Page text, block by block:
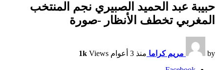
حبيبة عبد الحميد الصبيري نجم المنتخب
المغربي تخطف الأنظار -صورة
by مريم كراما منذ 3 أعوام 1k Views